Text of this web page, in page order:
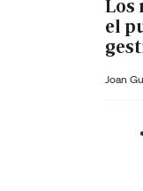
Los
el
Joan